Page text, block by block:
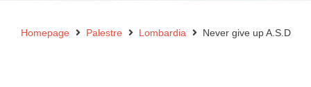
Homepage Palestre Lombardia Never give up A.S.D